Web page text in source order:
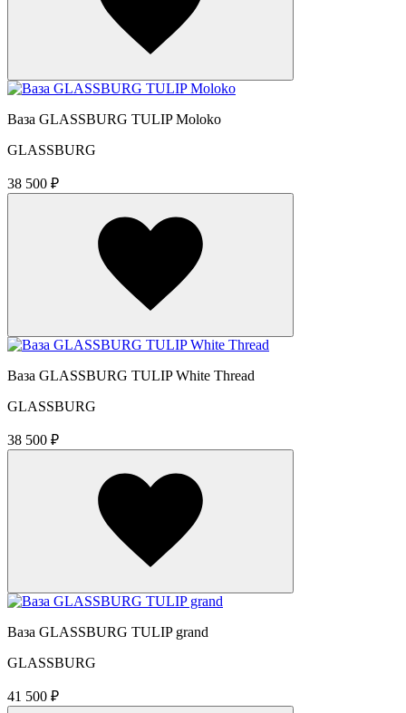
Ваза GLASSBURG TULIP Moloko
GLASSBURG
38 500 ₽
Ваза GLASSBURG TULIP White Thread
GLASSBURG
38 500 ₽
Ваза GLASSBURG TULIP grand
GLASSBURG
41 500 ₽